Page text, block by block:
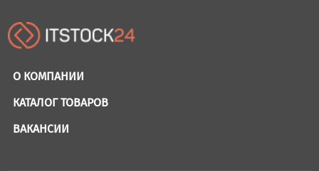
О КОМПАНИИ
КАТАЛОГ ТОВАРОВ
ВАКАНСИИ